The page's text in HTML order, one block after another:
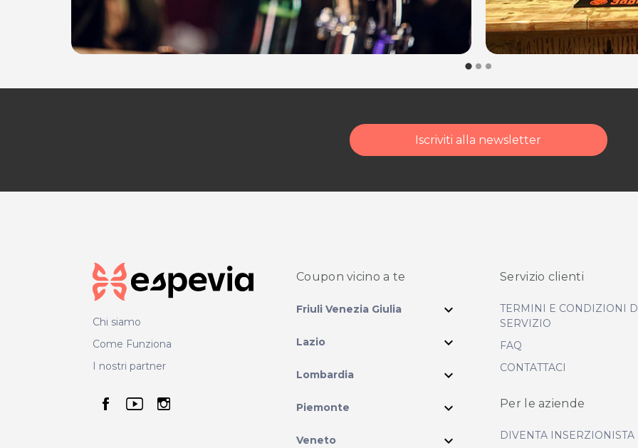
Iscriviti alla newsletter
Chi siamo
Come Funziona
I nostri partner
seguici su facebook
seguici su youtube
seguici su instagram
Coupon vicino a te
Friuli Venezia Giulia expand_more
Lazio expand_more
Lombardia expand_more
Piemonte expand_more
Veneto expand_more
Servizio clienti
TERMINI E CONDIZIONI
SERVIZIO
FAQ
CONTATTACI
Per le aziende
DIVENTA INSERZIONISTA